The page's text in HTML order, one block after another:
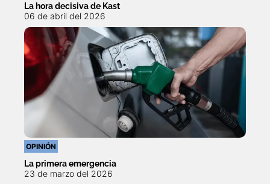
La hora decisiva de Kast
06 de abril del 2026
OPINIÓN
La primera emergencia
23 de marzo del 2026